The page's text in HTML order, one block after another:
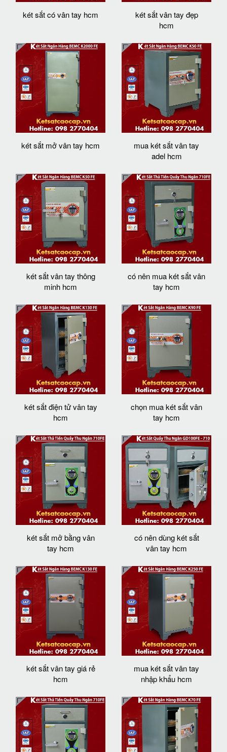
két sắt có vân tay hcm
két sắt vân tay đẹp
hcm
két sắt mở vân tay hcm
mua két sắt vân tay
adel hcm
két sắt vân tay thông
minh hcm
có nên mua két sắt vân
tay hcm
két sắt điện tử vân tay
hcm
chọn mua két sắt vân
tay hcm
két sắt mở bằng vân
tay hcm
có nên dùng két sắt
vân tay hcm
két sắt vân tay giá rẻ
hcm
mua két sắt vân tay
nhập khẩu hcm